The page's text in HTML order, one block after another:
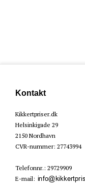
Kontakt
Kikkertpriser.dk
Helsinkigade 29
2150 Nordhavn
CVR-nummer: 27743994
Telefonnr. : 29729909
E-mail :